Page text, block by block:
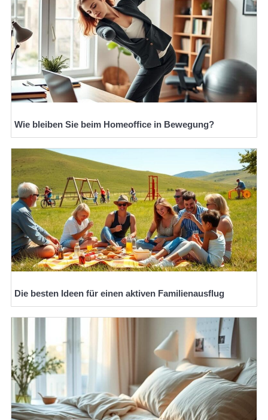
Wie bleiben Sie beim Homeoffice in Bewegung?
Die besten Ideen für einen aktiven Familienausflug